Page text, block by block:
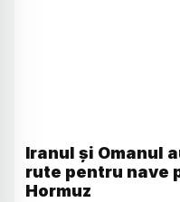
Iranul și Omanul
rute pentru nave
Hormuz